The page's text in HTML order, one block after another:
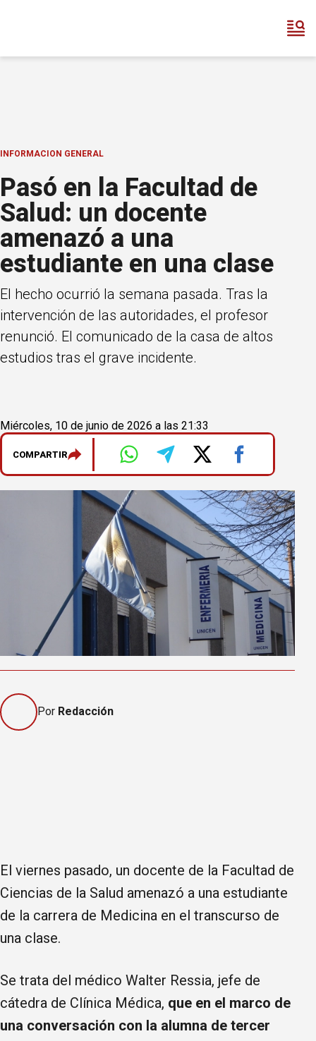
INFORMACION GENERAL
Pasó en la Facultad de
Salud: un docente
amenazó a una
estudiante en una clase
El hecho ocurrió la semana pasada. Tras la
intervención de las autoridades, el profesor
renunció. El comunicado de la casa de altos
estudios tras el grave incidente.
Miércoles, 10 de junio de 2026 a las 21:33
COMPARTIR
Por Redacción
El viernes pasado, un docente de la Facultad de
Ciencias de la Salud amenazó a una estudiante
de la carrera de Medicina en el transcurso de
una clase.
Se trata del médico Walter Ressia, jefe de
cátedra de Clínica Médica, que en el marco de
una conversación con la alumna de tercer